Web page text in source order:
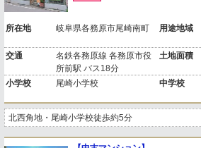
所在地 岐阜県各務原市尾崎南町 用途地域
交通
名鉄各務原線 各務原市役
所前駅 バス18分
土地面積
小学校 尾崎小学校 中学校
北西角地・尾崎小学校徒歩約5分